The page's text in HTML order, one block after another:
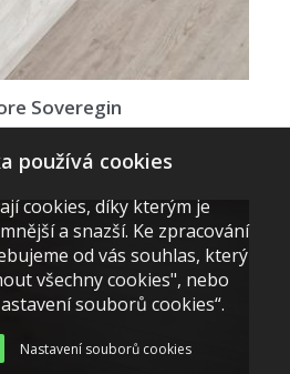
používá cookies
cookies, díky kterým je
a snazší. Ke zpracování
od vás souhlas, který
všechny cookies", nebo
souborů cookies“.
Nastavení souborů cookies
Soveregin